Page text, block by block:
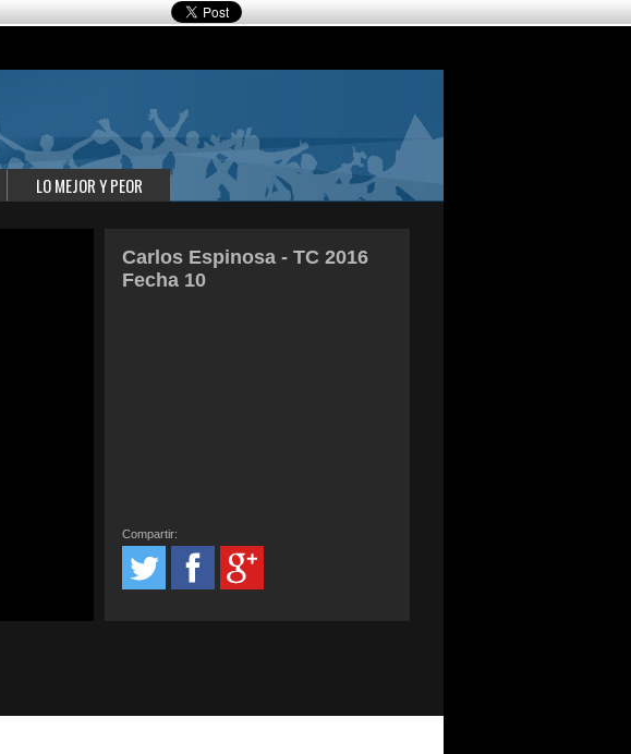
LO MEJOR Y PEOR
Carlos Espinosa - TC 2016
Fecha 10
Compartir: